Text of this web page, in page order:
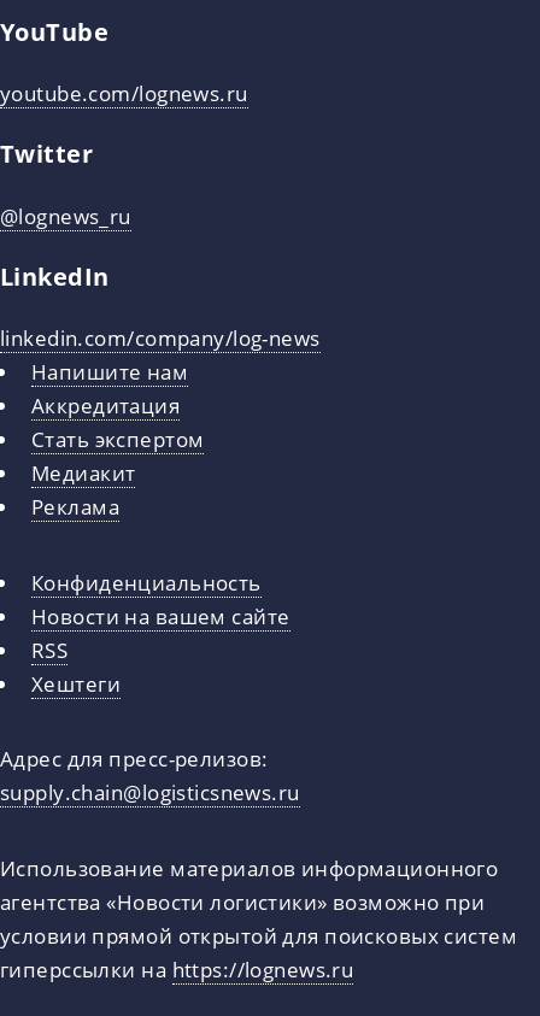
YouTube
youtube.com/lognews.ru
Twitter
@lognews_ru
LinkedIn
linkedin.com/company/log-news
Напишите нам
Аккредитация
Стать экспертом
Медиакит
Реклама
Конфиденциальность
Новости на вашем сайте
RSS
Хештеги
Адрес для пресс-релизов:
supply.chain@logisticsnews.ru
Использование материалов информационного
агентства «Новости логистики» возможно при
условии прямой открытой для поисковых систем
гиперссылки на https://lognews.ru